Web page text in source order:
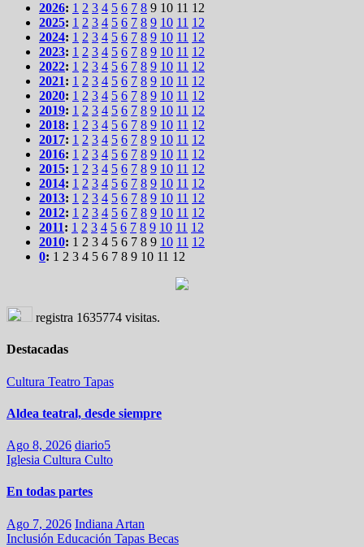
2026: 1 2 3 4 5 6 7 8 9 10 11 12
2025: 1 2 3 4 5 6 7 8 9 10 11 12
2024: 1 2 3 4 5 6 7 8 9 10 11 12
2023: 1 2 3 4 5 6 7 8 9 10 11 12
2022: 1 2 3 4 5 6 7 8 9 10 11 12
2021: 1 2 3 4 5 6 7 8 9 10 11 12
2020: 1 2 3 4 5 6 7 8 9 10 11 12
2019: 1 2 3 4 5 6 7 8 9 10 11 12
2018: 1 2 3 4 5 6 7 8 9 10 11 12
2017: 1 2 3 4 5 6 7 8 9 10 11 12
2016: 1 2 3 4 5 6 7 8 9 10 11 12
2015: 1 2 3 4 5 6 7 8 9 10 11 12
2014: 1 2 3 4 5 6 7 8 9 10 11 12
2013: 1 2 3 4 5 6 7 8 9 10 11 12
2012: 1 2 3 4 5 6 7 8 9 10 11 12
2011: 1 2 3 4 5 6 7 8 9 10 11 12
2010: 1 2 3 4 5 6 7 8 9 10 11 12
0: 1 2 3 4 5 6 7 8 9 10 11 12
registra 1635774 visitas.
Destacadas
Cultura Teatro Tapas
Aldea teatral, desde siempre
Ago 8, 2026 diario5
Iglesia Cultura Culto
En todas partes
Ago 7, 2026 Indiana Artan
Inclusión Educación Tapas Becas